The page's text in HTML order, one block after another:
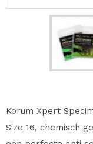
Korum Xpert
Size 16, chemisch